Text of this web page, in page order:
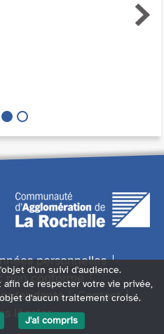
personnelles
non conforme
Contact
légales
d'un suivi d'audience.
de respecter votre vie privée,
d'aucun traitement croisé.
J'ai compris